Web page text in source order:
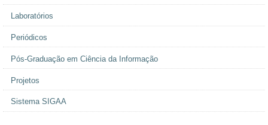
Laboratórios
Periódicos
Pós-Graduação em Ciência da Informação
Projetos
Sistema SIGAA